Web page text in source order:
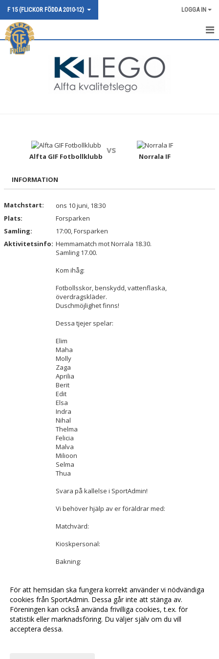
F 15 (FLICKOR FÖDDA 2010-12) LOGGA IN
HEM
BILDGALLERI
DOKUMENT
Alfta GIF Fotbollklubb
vs
Norrala IF
INFORMATION
Matchstart:
ons 10 juni, 18:30
Plats:
Forsparken
Samling:
17:00, Forsparken
Aktivitetsinfo: Hemmamatch mot Norrala 18.30.
Samling 17.00.
Kom ihåg:
Fotbollsskor, benskydd, vattenflaska,
överdragskläder.
Duschmöjlighet finns!
Dessa tjejer spelar:
Elim
Maha
Molly
Zaga
Aprilia
Berit
Edit
Elsa
Indra
Nihal
Thelma
Felicia
Malva
Milioon
Selma
Thua
Svara på kallelse i SportAdmin!
Vi behöver hjälp av er föräldrar med:
Matchvärd:
Kioskpersonal:
Bakning:
<< Tillbaka
För att hemsidan ska fungera korrekt använder vi nödvändiga
cookies från SportAdmin. Dessa går inte att stänga av.
Föreningen kan också använda frivilliga cookies, t.ex. för
statistik eller marknadsföring. Du väljer själv om du vill
acceptera dessa.